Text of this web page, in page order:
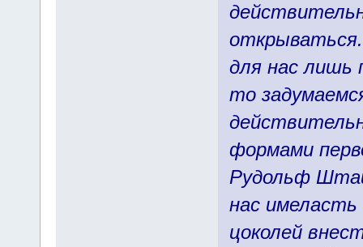
для нас лишь
то
формами
Рудольф
нас
цоколей